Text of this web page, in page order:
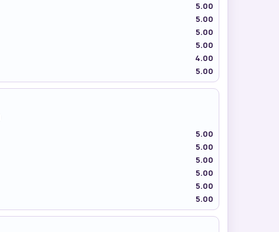
5.00
5.00
5.00
5.00
4.00
5.00
5.00
5.00
5.00
5.00
5.00
5.00